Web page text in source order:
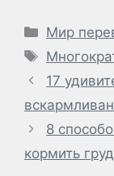
Рубрики
Мир
Метки
17
8
кормить